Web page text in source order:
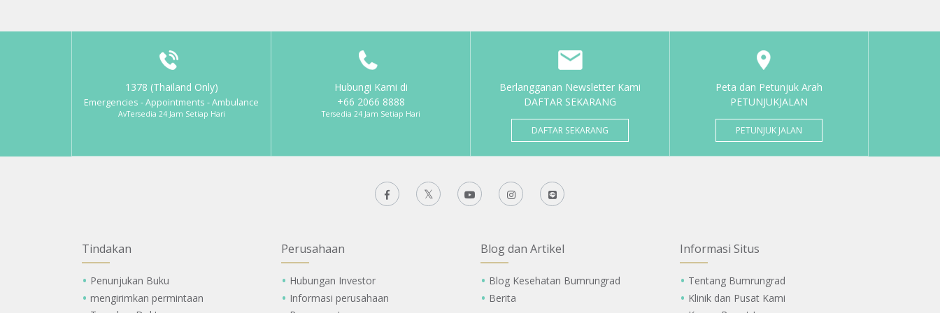
1378 (Thailand Only)
Emergencies - Appointments - Ambulance
AvTersedia 24 Jam Setiap Hari
Hubungi Kami di
+66 2066 8888
Tersedia 24 Jam Setiap Hari
Berlangganan Newsletter Kami
DAFTAR SEKARANG
DAFTAR SEKARANG
Peta dan Petunjuk Arah
PETUNJUKJALAN
PETUNJUK JALAN
Tindakan
Penunjukan Buku
mengirimkan permintaan
Perusahaan
Hubungan Investor
Informasi perusahaan
Blog dan Artikel
Blog Kesehatan Bumrungrad
Berita
Informasi Situs
Tentang Bumrungrad
Klinik dan Pusat Kami